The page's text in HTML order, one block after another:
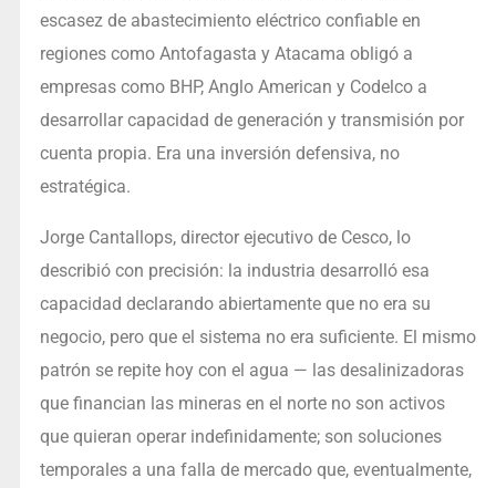
escasez de abastecimiento eléctrico confiable en
regiones como Antofagasta y Atacama obligó a
empresas como BHP, Anglo American y Codelco a
desarrollar capacidad de generación y transmisión por
cuenta propia. Era una inversión defensiva, no
estratégica.
Jorge Cantallops, director ejecutivo de Cesco, lo
describió con precisión: la industria desarrolló esa
capacidad declarando abiertamente que no era su
negocio, pero que el sistema no era suficiente. El mismo
patrón se repite hoy con el agua — las desalinizadoras
que financian las mineras en el norte no son activos
que quieran operar indefinidamente; son soluciones
temporales a una falla de mercado que, eventualmente,